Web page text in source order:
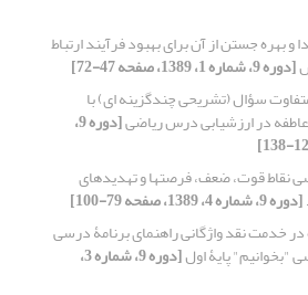
و بهره جستن از آن برای بهبود فرآیند ارتباط
[دوره 9، شماره 1، 1389، صفحه 47-72]
سؤال (تشریحی چندگزینه ای) با
در ارزشیابی درس ریاضی [دوره 9،
نقاط قوت، ضعف، فرصتها و تهدیدهای
[دوره 9، شماره 4، 1389، صفحه 79-100]
خدمت نقد واژگانی راهنمای برنامۀ درسی
"بخوانیم" پایۀ اول [دوره 9، شماره 3،